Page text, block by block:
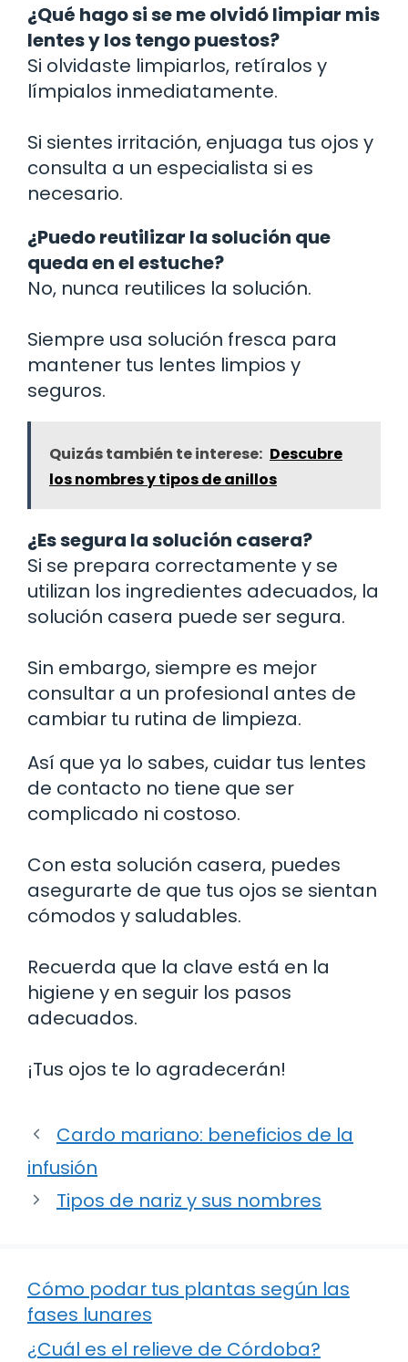
¿Qué hago si se me olvidó limpiar mis
lentes y los tengo puestos?
Si olvidaste limpiarlos, retíralos y
límpialos inmediatamente.
Si sientes irritación, enjuaga tus ojos y
consulta a un especialista si es
necesario.
¿Puedo reutilizar la solución que
queda en el estuche?
No, nunca reutilices la solución.
Siempre usa solución fresca para
mantener tus lentes limpios y
seguros.
Quizás también te interese: Descubre
los nombres y tipos de anillos
¿Es segura la solución casera?
Si se prepara correctamente y se
utilizan los ingredientes adecuados, la
solución casera puede ser segura.
Sin embargo, siempre es mejor
consultar a un profesional antes de
cambiar tu rutina de limpieza.
Así que ya lo sabes, cuidar tus lentes
de contacto no tiene que ser
complicado ni costoso.
Con esta solución casera, puedes
asegurarte de que tus ojos se sientan
cómodos y saludables.
Recuerda que la clave está en la
higiene y en seguir los pasos
adecuados.
¡Tus ojos te lo agradecerán!
Cardo mariano: beneficios de la
infusión
Tipos de nariz y sus nombres
Cómo podar tus plantas según las
fases lunares
¿Cuál es el relieve de Córdoba?